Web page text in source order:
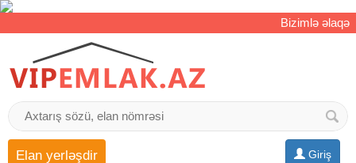
Bizimlə əlaqə
Giriş
Elan yerləşdir